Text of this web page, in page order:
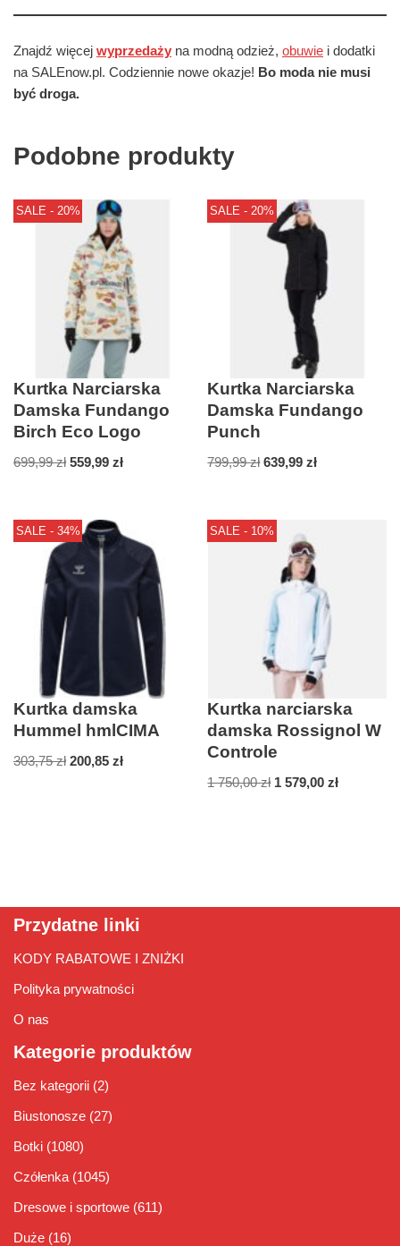
Znajdź więcej wyprzedaży na modną odzież, obuwie i dodatki
na SALEnow.pl. Codziennie nowe okazje! Bo moda nie musi
być droga.
Podobne produkty
SALE - 20%
Kurtka Narciarska
Damska Fundango
Birch Eco Logo
699,99zł 559,99 zł
SALE - 20%
Kurtka Narciarska
Damska Fundango
Punch
799,99zł 639,99zł
SALE - 34%
Kurtka damska
Hummel hmlCIMA
303,75zł 200,85 zł
SALE - 10%
Kurtka narciarska
damska Rossignol W
Controle
1 750,00zł 1 579,00zł
Przydatne linki
KODY RABATOWE I ZNIŻKI
Polityka prywatności
O nas
Kategorie produktów
Bez kategorii (2)
Biustonosze (27)
Botki (1080)
Czółenka (1045)
Dresowe i sportowe (611)
Duże (16)